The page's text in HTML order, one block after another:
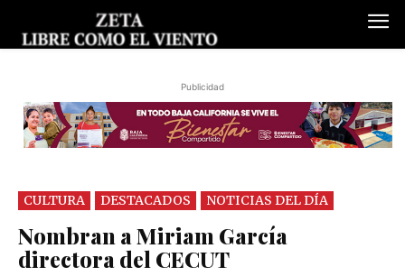
Publicidad
CULTURA DESTACADOS NOTICIAS DEL DÍA
Nombran a Miriam García
directora del CECUT